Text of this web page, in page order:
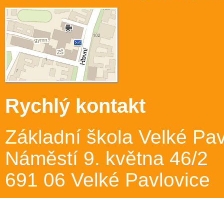
Rychlý kontakt
Základní škola Velké
Náměstí 9. května 46/2
691 06 Velké Pavlovice